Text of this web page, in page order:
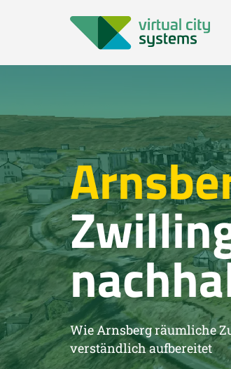
Wie Arnsberg räumliche
verständlich aufbereitet